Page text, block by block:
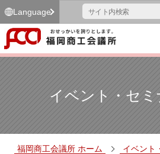
Language
イベント・セミ
福岡商工会議所 ホーム イベント